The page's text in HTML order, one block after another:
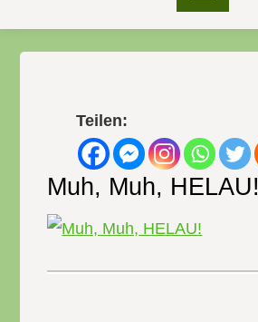
Teilen:
Muh, Muh, HELAU!